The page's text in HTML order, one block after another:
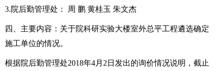
3.院后勤管理处： 周 鹏 黄桂玉 朱文杰
四、主要内容：关于院科研实验大楼室外总平工程遴选确定
施工单位的情况。
根据院后勤管理处2018年4月2日发出的询价情况说明，截止